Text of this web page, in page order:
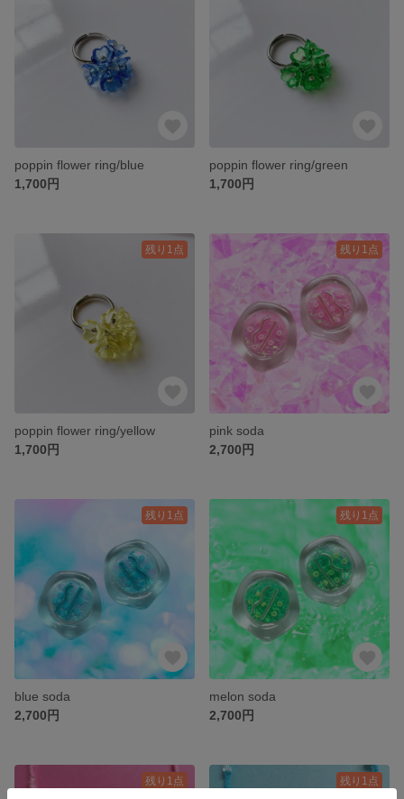
poppin flower ring/blue
1,700円
poppin flower ring/green
1,700円
残り1点
poppin flower ring/yellow
1,700円
残り1点
pink soda
2,700円
残り1点
blue soda
2,700円
残り1点
melon soda
2,700円
残り1点 残り1点